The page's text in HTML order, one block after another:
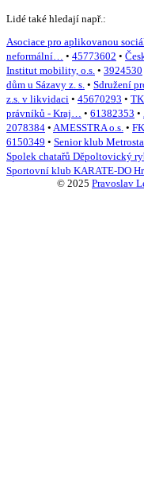
Lidé také hledají např.:
Asociace pro aplikovanou
neformální… • 45773602 •
Institut mobility, o.s. • 3924530
dům u Sázavy z. s. • Sdružení
z.s. v likvidaci • 45670293 •
právníků - Kraj… • 61382353 •
2078384 • AMESSTRA o.s. •
6150349 • Senior klub
Spolek chatařů Děpoltovický
Sportovní klub KARATE-DO
© 2025 Pravoslav